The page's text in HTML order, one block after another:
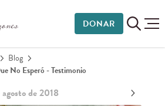
DONAR
Blog
No Esperó - Testimonio
de 2018